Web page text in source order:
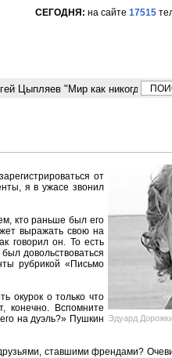
СЕГОДНЯ: на сайте 17515
Цыпляев "Мир как никогда
Эдуард
от
я в ужасе звонил
кто раньше был его
выражать свою на
говорил он. То есть
довольствоваться
рубрикой «Письмо
окурок о только что
конечно. Вспомните
на дуэль?» Пушкин
ставшими френдами?